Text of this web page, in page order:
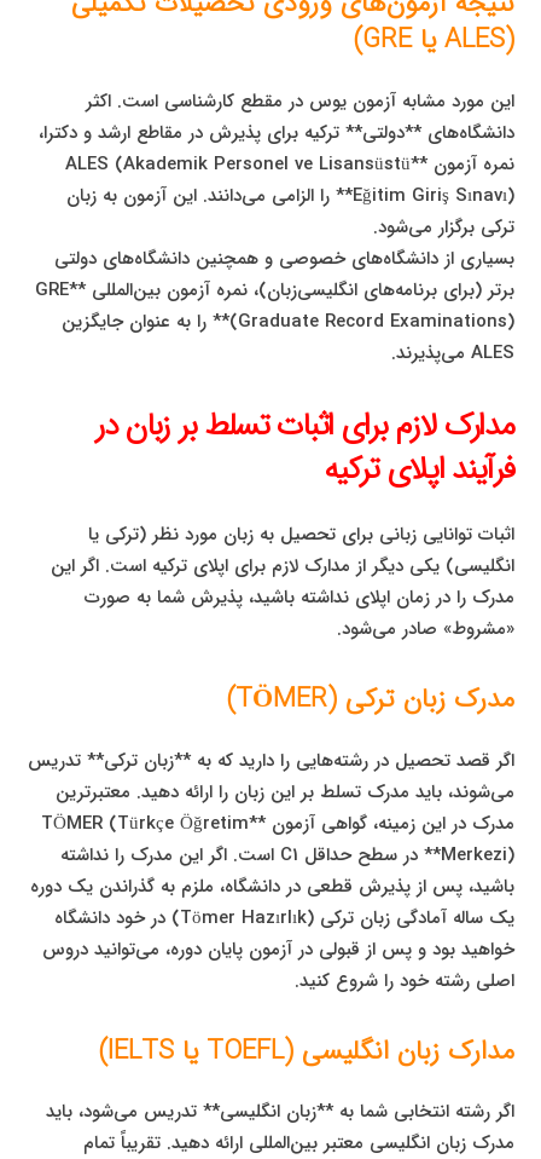
(ALES یا GRE)
این مورد مشابه آزمون یوس در مقطع کارشناسی است. اکثر
دانشگاه‌های **دولتی** ترکیه برای پذیرش در مقاطع ارشد و دکترا،
نمره آزمون **ALES (Akademik Personel ve Lisansüstü
Eğitim Giriş Sınavı)** را الزامی می‌دانند. این آزمون به زبان
ترکی برگزار می‌شود.
بسیاری از دانشگاه‌های خصوصی و همچنین دانشگاه‌های دولتی
برتر (برای برنامه‌های انگلیسی‌زبان)، نمره آزمون بین‌المللی **GRE
(Graduate Record Examinations)** را به عنوان جایگزین
ALES می‌پذیرند.
مدارک لازم برای اثبات تسلط بر زبان در
فرآیند اپلای ترکیه
اثبات توانایی زبانی برای تحصیل به زبان مورد نظر (ترکی یا
انگلیسی) یکی دیگر از مدارک لازم برای اپلای ترکیه است. اگر این
مدرک را در زمان اپلای نداشته باشید، پذیرش شما به صورت
«مشروط» صادر می‌شود.
مدرک زبان ترکی (TÖMER)
اگر قصد تحصیل در رشته‌هایی را دارید که به **زبان ترکی** تدریس
می‌شوند، باید مدرک تسلط بر این زبان را ارائه دهید. معتبرترین
مدرک در این زمینه، گواهی آزمون **TÖMER (Türkçe Öğretim
Merkezi)** در سطح حداقل C1 است. اگر این مدرک را نداشته
باشید، پس از پذیرش قطعی در دانشگاه، ملزم به گذراندن یک دوره
یک ساله آمادگی زبان ترکی (Tömer Hazırlık) در خود دانشگاه
خواهید بود و پس از قبولی در آزمون پایان دوره، می‌توانید دروس
اصلی رشته خود را شروع کنید.
مدارک زبان انگلیسی (TOEFL یا IELTS)
اگر رشته انتخابی شما به **زبان انگلیسی** تدریس می‌شود، باید
مدرک زبان انگلیسی معتبر بین‌المللی ارائه دهید. تقریباً تمام